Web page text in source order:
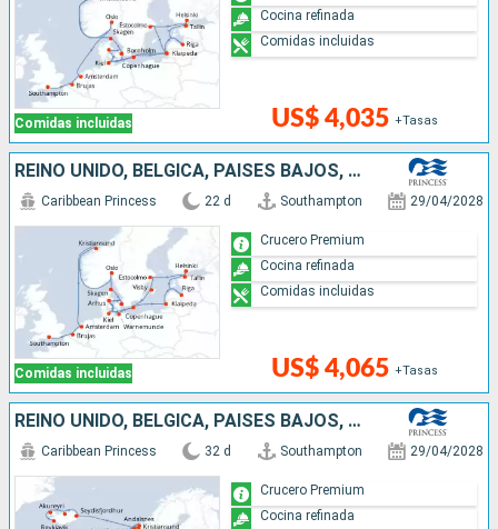
Comidas incluidas US$ 4,035 +Tasas
Cocina refinada
Comidas incluidas
REINO UNIDO, BÉLGICA, PAISES BAJOS, NORUEGA, DINAMARCA, LITUANIA, LETONIA, FINLANDIA, ESTONIA, SUECIA, ALEMANIA
Comidas incluidas
Caribbean Princess 22 d Southampton 29/04/2028
US$ 4,065 +Tasas
Crucero Premium
Cocina refinada
Comidas incluidas
REINO UNIDO, BÉLGICA, PAISES BAJOS, NORUEGA, DINAMARCA, LITUANIA, LETONIA, FINLANDIA, ESTONIA, SUECIA, ALEMANIA, ISLANDIA
Caribbean Princess 32 d Southampton 29/04/2028
Crucero Premium
Cocina refinada